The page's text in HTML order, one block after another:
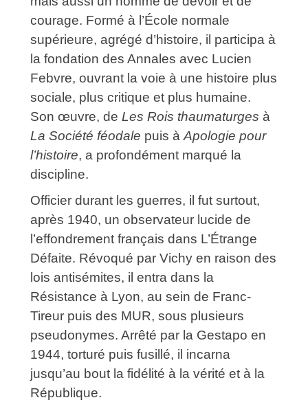
courage. Formé à l’École normale
supérieure, agrégé d’histoire, il participa à
la fondation des Annales avec Lucien
Febvre, ouvrant la voie à une histoire plus
sociale, plus critique et plus humaine.
Son œuvre, de Les Rois thaumaturges à
La Société féodale puis à Apologie pour
l’histoire, a profondément marqué la
discipline.
Officier durant les guerres, il fut surtout,
après 1940, un observateur lucide de
l’effondrement français dans L’Étrange
Défaite. Révoqué par Vichy en raison des
lois antisémites, il entra dans la
Résistance à Lyon, au sein de Franc-
Tireur puis des MUR, sous plusieurs
pseudonymes. Arrêté par la Gestapo en
1944, torturé puis fusillé, il incarna
jusqu’au bout la fidélité à la vérité et à la
République.